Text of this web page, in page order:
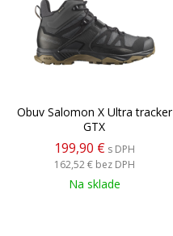
Obuv Salomon X Ultra tracker
GTX
199,90 € s DPH
162,52 € bez DPH
Na sklade